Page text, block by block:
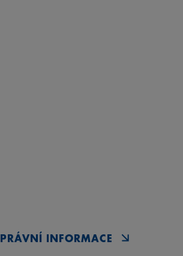
PRÁVNÍ INFORMACE